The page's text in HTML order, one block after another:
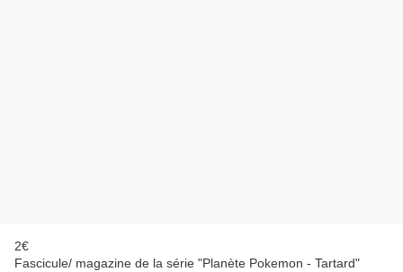
2€
Fascicule/ magazine de la série "Planète Pokemon - Tartard"